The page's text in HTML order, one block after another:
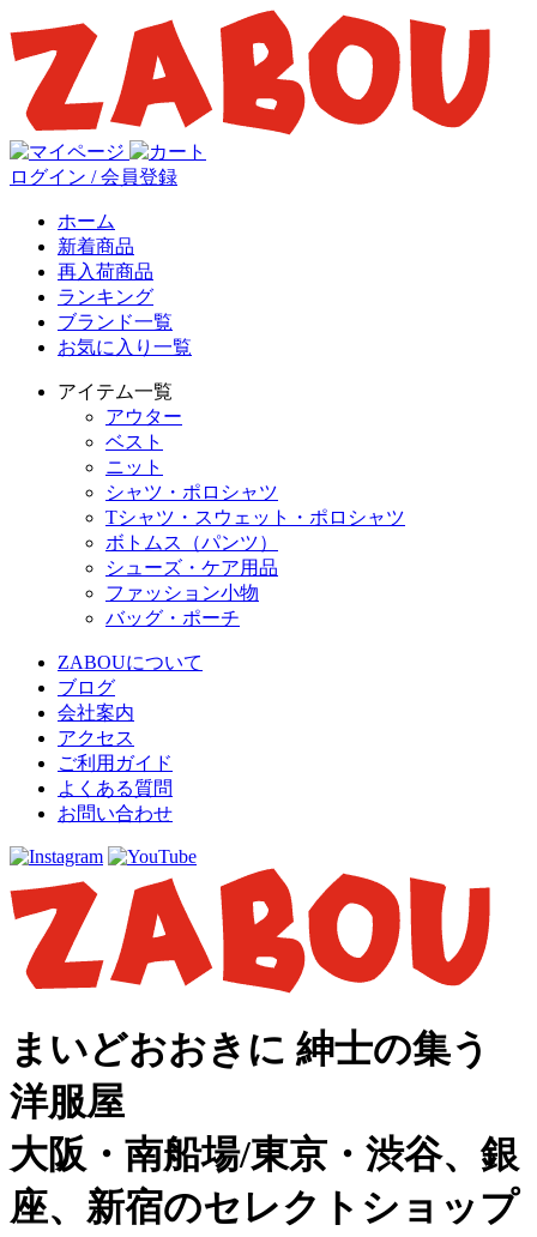
ログイン / 会員登録
ホーム
新着商品
再入荷商品
ランキング
ブランド一覧
お気に入り一覧
アイテム一覧
アウター
ベスト
ニット
シャツ・ポロシャツ
Tシャツ・スウェット・ポロシャツ
ボトムス（パンツ）
シューズ・ケア用品
ファッション小物
バッグ・ポーチ
ZABOUについて
ブログ
会社案内
アクセス
ご利用ガイド
よくある質問
お問い合わせ
まいどおおきに 紳士の集う
洋服屋
大阪・南船場/東京・渋谷、銀
座、新宿のセレクトショップ